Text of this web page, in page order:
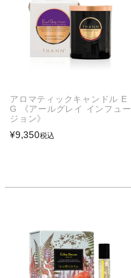
アロマティックキャンドル E
G 《アールグレイ インフュー
ジョン》
¥9,350税込